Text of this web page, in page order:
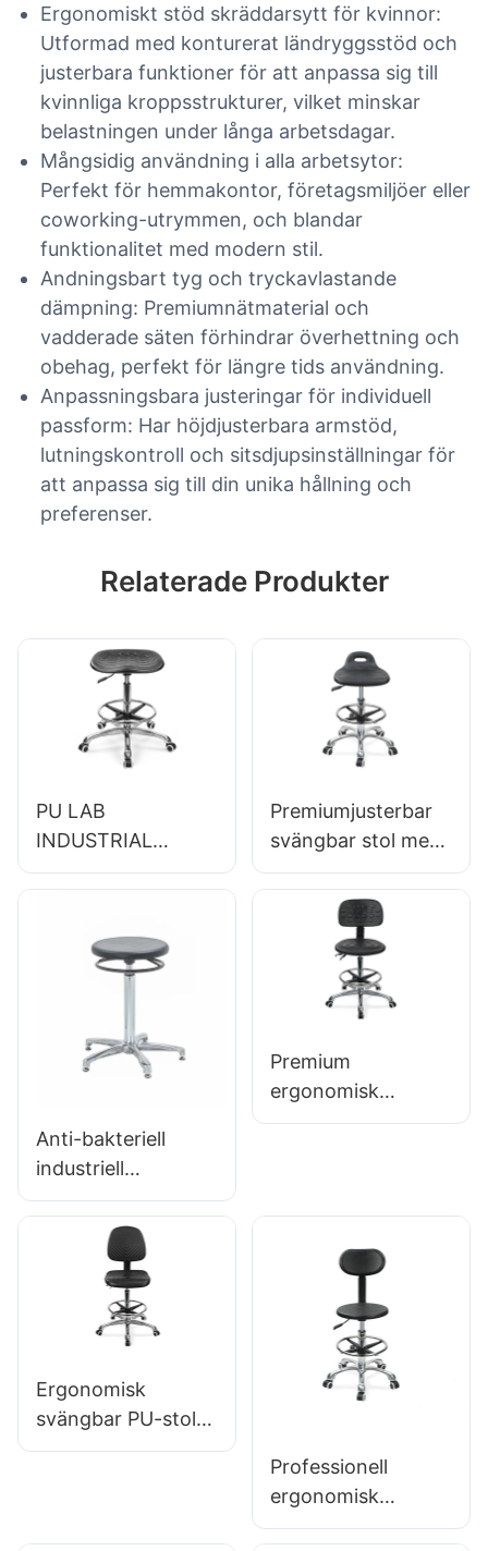
Ergonomiskt stöd skräddarsytt för kvinnor:
Utformad med konturerat ländryggsstöd och
justerbara funktioner för att anpassa sig till
kvinnliga kroppsstrukturer, vilket minskar
belastningen under långa arbetsdagar.
Mångsidig användning i alla arbetsytor:
Perfekt för hemmakontor, företagsmiljöer eller
coworking-utrymmen, och blandar
funktionalitet med modern stil.
Andningsbart tyg och tryckavlastande
dämpning: Premiumnätmaterial och
vadderade säten förhindrar överhettning och
obehag, perfekt för längre tids användning.
Anpassningsbara justeringar för individuell
passform: Har höjdjusterbara armstöd,
lutningskontroll och sitsdjupsinställningar för
att anpassa sig till din unika hållning och
preferenser.
Relaterade Produkter
PU LAB
INDUSTRIAL
PRODE för
Skräddarsydd
bulkköp Hewei
Premiumjusterbar
svängbar stol med
handtag, intergal
skumsäte & PU LAB
PALL DESIGN
Höjdjusterbar
fotring & Kromad
5-stjärnig bas för
IC011
Anti-bakteriell
industriell
ordförande för
verkstadsmonterin
gslinje Workstation
IC015-2 ODM OEM
Anpassad Hewei
Premium
ergonomisk
snurrstol Ic027
aluminiumbas för
laboratorier/kontor
Ergonomisk
svängbar PU-stol
med ryggstöd &
Professionell
ergonomisk
svivelstol IC142